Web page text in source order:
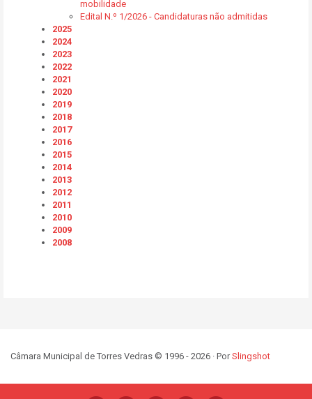
mobilidade
Edital N.º 1/2026 - Candidaturas não admitidas
2025
2024
2023
2022
2021
2020
2019
2018
2017
2016
2015
2014
2013
2012
2011
2010
2009
2008
Câmara Municipal de Torres Vedras © 1996 - 2026 · PorSlingshot